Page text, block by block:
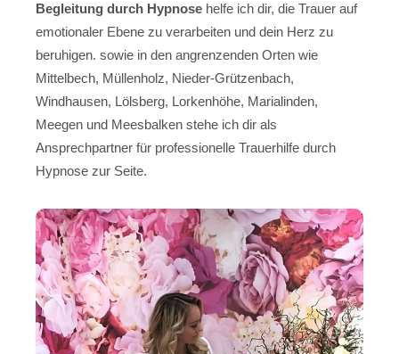
Begleitung durch Hypnose helfe ich dir, die Trauer auf
emotionaler Ebene zu verarbeiten und dein Herz zu
beruhigen. sowie in den angrenzenden Orten wie
Mittelbech, Müllenholz, Nieder-Grützenbach,
Windhausen, Lölsberg, Lorkenhöhe, Marialinden,
Meegen und Meesbalken stehe ich dir als
Ansprechpartner für professionelle Trauerhilfe durch
Hypnose zur Seite.